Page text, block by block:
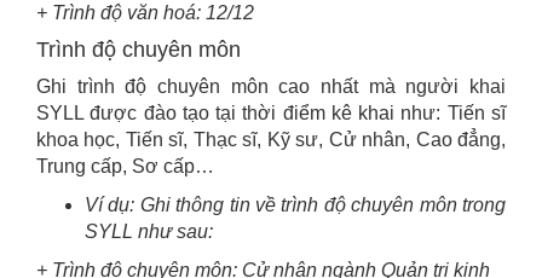
+ Trình độ văn hoá: 12/12
Trình độ chuyên môn
Ghi trình độ chuyên môn cao nhất mà người khai
SYLL được đào tạo tại thời điểm kê khai như: Tiến sĩ
khoa học, Tiến sĩ, Thạc sĩ, Kỹ sư, Cử nhân, Cao đẳng,
Trung cấp, Sơ cấp…
Ví dụ: Ghi thông tin về trình độ chuyên môn trong
SYLL như sau:
+ Trình độ chuyên môn: Cử nhân ngành Quản trị kinh